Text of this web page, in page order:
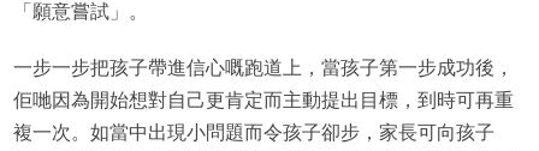
「願意嘗試」。
一步一步把孩子帶進信心嘅跑道上，當孩子第一步成功後，
佢哋因為開始想對自己更肯定而主動提出目標，到時可再重
複一次。如當中出現小問題而令孩子卻步，家長可向孩子